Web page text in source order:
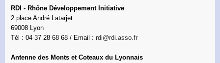
RDI - Rhône Développement Initiative
2 place André Latarjet
69008 Lyon
Tél : 04 37 28 68 68 / Email : rdi@rdi.asso.fr
Antenne des Monts et Coteaux du Lyonnais